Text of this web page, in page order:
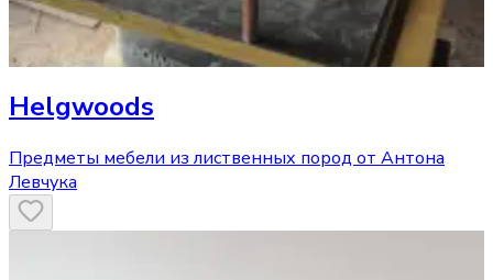
Helgwoods
Предметы мебели из лиственных пород от Антона
Левчука